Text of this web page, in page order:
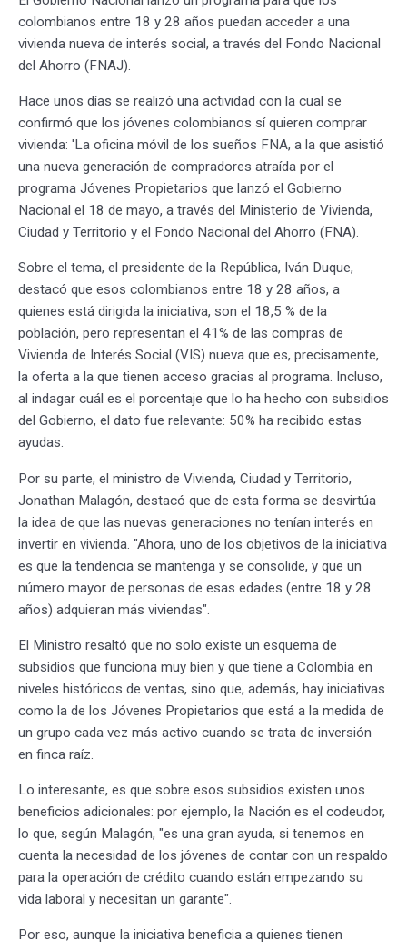
colombianos entre 18 y 28 años puedan acceder a una
vivienda nueva de interés social, a través del Fondo Nacional
del Ahorro (FNAJ).
Hace unos días se realizó una actividad con la cual se
confirmó que los jóvenes colombianos sí quieren comprar
vivienda: 'La oficina móvil de los sueños FNA, a la que asistió
una nueva generación de compradores atraída por el
programa Jóvenes Propietarios que lanzó el Gobierno
Nacional el 18 de mayo, a través del Ministerio de Vivienda,
Ciudad y Territorio y el Fondo Nacional del Ahorro (FNA).
Sobre el tema, el presidente de la República, Iván Duque,
destacó que esos colombianos entre 18 y 28 años, a
quienes está dirigida la iniciativa, son el 18,5 % de la
población, pero representan el 41% de las compras de
Vivienda de Interés Social (VIS) nueva que es, precisamente,
la oferta a la que tienen acceso gracias al programa. Incluso,
al indagar cuál es el porcentaje que lo ha hecho con subsidios
del Gobierno, el dato fue relevante: 50% ha recibido estas
ayudas.
Por su parte, el ministro de Vivienda, Ciudad y Territorio,
Jonathan Malagón, destacó que de esta forma se desvirtúa
la idea de que las nuevas generaciones no tenían interés en
invertir en vivienda. "Ahora, uno de los objetivos de la iniciativa
es que la tendencia se mantenga y se consolide, y que un
número mayor de personas de esas edades (entre 18 y 28
años) adquieran más viviendas".
El Ministro resaltó que no solo existe un esquema de
subsidios que funciona muy bien y que tiene a Colombia en
niveles históricos de ventas, sino que, además, hay iniciativas
como la de los Jóvenes Propietarios que está a la medida de
un grupo cada vez más activo cuando se trata de inversión
en finca raíz.
Lo interesante, es que sobre esos subsidios existen unos
beneficios adicionales: por ejemplo, la Nación es el codeudor,
lo que, según Malagón, "es una gran ayuda, si tenemos en
cuenta la necesidad de los jóvenes de contar con un respaldo
para la operación de crédito cuando están empezando su
vida laboral y necesitan un garante".
Por eso, aunque la iniciativa beneficia a quienes tienen